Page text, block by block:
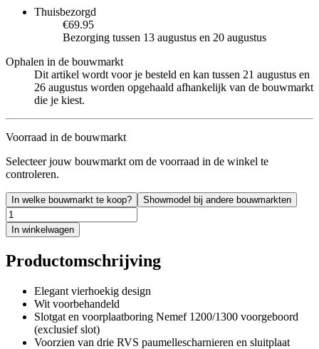
Thuisbezorgd
€69.95
Bezorging tussen 13 augustus en 20 augustus
Ophalen in de bouwmarkt
Dit artikel wordt voor je besteld en kan tussen 21 augustus en
26 augustus worden opgehaald afhankelijk van de bouwmarkt
die je kiest.
Voorraad in de bouwmarkt
Selecteer jouw bouwmarkt om de voorraad in de winkel te
controleren.
In welke bouwmarkt te koop? Showmodel bij andere bouwmarkten
In winkelwagen
Productomschrijving
Elegant vierhoekig design
Wit voorbehandeld
Slotgat en voorplaatboring Nemef 1200/1300 voorgeboord
(exclusief slot)
Voorzien van drie RVS paumellescharnieren en sluitplaat